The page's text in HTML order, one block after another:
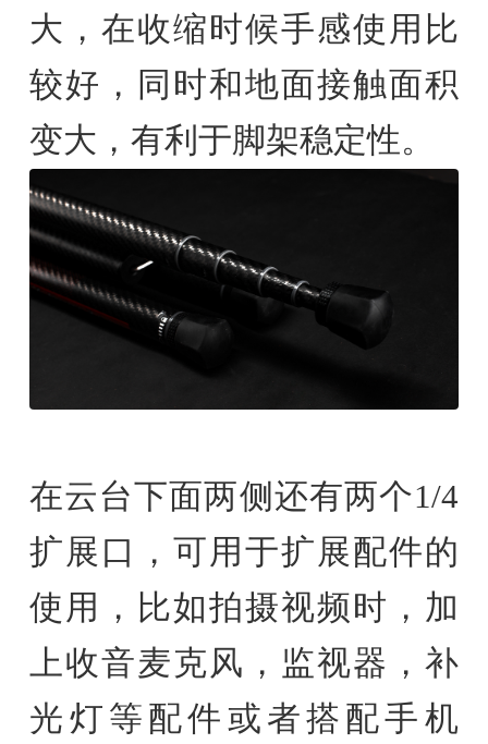
大，在收缩时候手感使用比
较好，同时和地面接触面积
变大，有利于脚架稳定性。
在云台下面两侧还有两个1/4
扩展口，可用于扩展配件的
使用，比如拍摄视频时，加
上收音麦克风，监视器，补
光灯等配件或者搭配手机